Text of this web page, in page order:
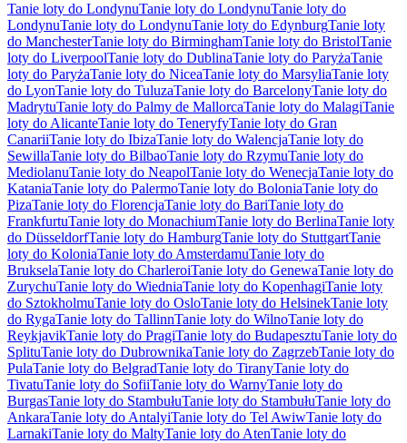
Tanie loty do LondynuTanie loty do LondynuTanie loty do
LondynuTanie loty do LondynuTanie loty do EdynburgTanie loty
do ManchesterTanie loty do BirminghamTanie loty do BristolTanie
loty do LiverpoolTanie loty do DublinaTanie loty do ParyżaTanie
loty do ParyżaTanie loty do NiceaTanie loty do MarsyliaTanie loty
do LyonTanie loty do TuluzaTanie loty do BarcelonyTanie loty do
MadrytuTanie loty do Palmy de MallorcaTanie loty do MalagiTanie
loty do AlicanteTanie loty do TeneryfyTanie loty do Gran
CanariiTanie loty do IbizaTanie loty do WalencjaTanie loty do
SewillaTanie loty do BilbaoTanie loty do RzymuTanie loty do
MediolanuTanie loty do NeapolTanie loty do WenecjaTanie loty do
KataniaTanie loty do PalermoTanie loty do BoloniaTanie loty do
PizaTanie loty do FlorencjaTanie loty do BariTanie loty do
FrankfurtuTanie loty do MonachiumTanie loty do BerlinaTanie loty
do DüsseldorfTanie loty do HamburgTanie loty do StuttgartTanie
loty do KoloniaTanie loty do AmsterdamuTanie loty do
BrukselaTanie loty do CharleroiTanie loty do GenewaTanie loty do
ZurychuTanie loty do WiedniaTanie loty do KopenhagiTanie loty
do SztokholmuTanie loty do OsloTanie loty do HelsinekTanie loty
do RygaTanie loty do TallinnTanie loty do WilnoTanie loty do
ReykjavikTanie loty do PragiTanie loty do BudapesztuTanie loty do
SplituTanie loty do DubrownikaTanie loty do ZagrzebTanie loty do
PulaTanie loty do BelgradTanie loty do TiranyTanie loty do
TivatuTanie loty do SofiiTanie loty do WarnyTanie loty do
BurgasTanie loty do StambułuTanie loty do StambułuTanie loty do
AnkaraTanie loty do AntalyiTanie loty do Tel AwiwTanie loty do
LarnakiTanie loty do MaltyTanie loty do AtenTanie loty do